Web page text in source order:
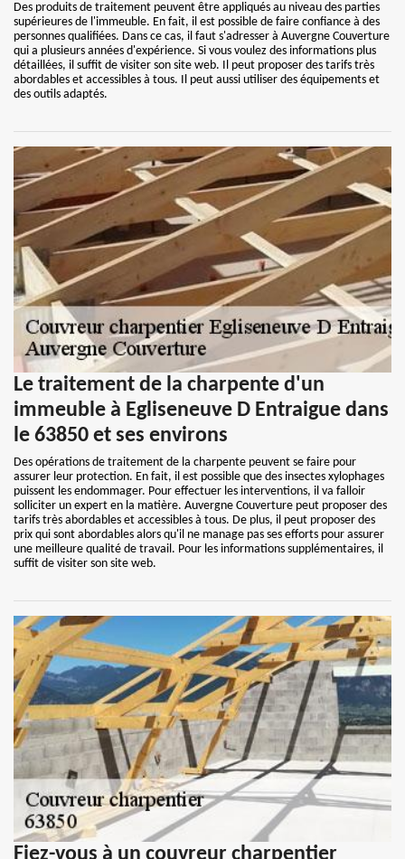
Des produits de traitement peuvent être appliqués au niveau des parties
supérieures de l'immeuble. En fait, il est possible de faire confiance à des
personnes qualifiées. Dans ce cas, il faut s'adresser à Auvergne Couverture
qui a plusieurs années d'expérience. Si vous voulez des informations plus
détaillées, il suffit de visiter son site web. Il peut proposer des tarifs très
abordables et accessibles à tous. Il peut aussi utiliser des équipements et
des outils adaptés.
Le traitement de la charpente d'un
immeuble à Egliseneuve D Entraigue dans
le 63850 et ses environs
Des opérations de traitement de la charpente peuvent se faire pour
assurer leur protection. En fait, il est possible que des insectes xylophages
puissent les endommager. Pour effectuer les interventions, il va falloir
solliciter un expert en la matière. Auvergne Couverture peut proposer des
tarifs très abordables et accessibles à tous. De plus, il peut proposer des
prix qui sont abordables alors qu'il ne manage pas ses efforts pour assurer
une meilleure qualité de travail. Pour les informations supplémentaires, il
suffit de visiter son site web.
Fiez-vous à un couvreur charpentier